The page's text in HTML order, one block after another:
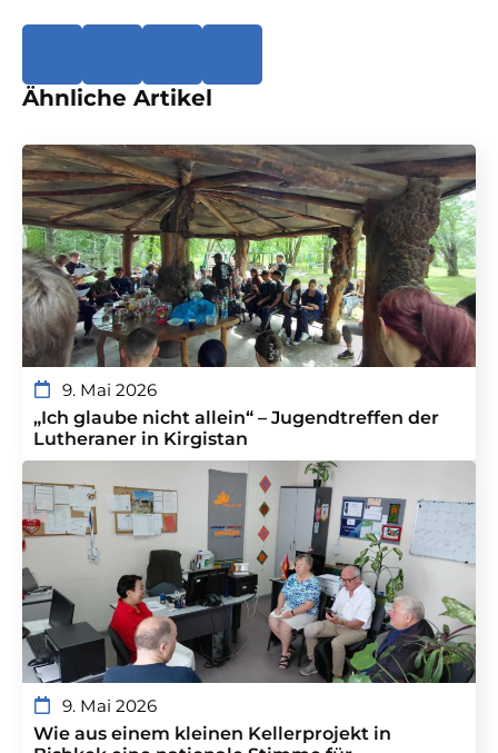
Ähnliche Artikel
9. Mai 2026
„Ich glaube nicht allein“ – Jugendtreffen der
Lutheraner in Kirgistan
9. Mai 2026
Wie aus einem kleinen Kellerprojekt in